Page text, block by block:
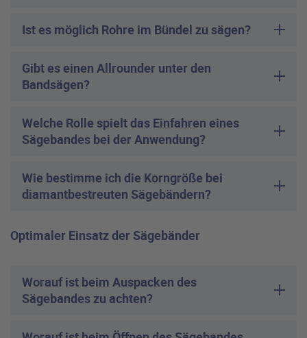
Ist es möglich Rohre im Bündel zu sägen?
Gibt es einen Allrounder unter den
Bandsägen?
Welche Rolle spielt das Einfahren eines
Sägebandes bei der Anwendung?
Wie bestimme ich die Korngröße bei
diamantbestreuten Sägebändern?
Optimaler Einsatz der Sägebänder
Worauf ist beim Auspacken des
Sägebandes zu achten?